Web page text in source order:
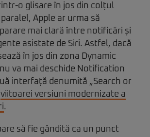
o glisare în jos din colțul
Apple ar urma să
mai clară între notificări și
asistate de Siri. Astfel, dacă
în jos din zona Dynamic
va mai deschide Notification
interfață denumită „Search or
viitoarei versiuni modernizate a
.
să fie gândită ca un punct